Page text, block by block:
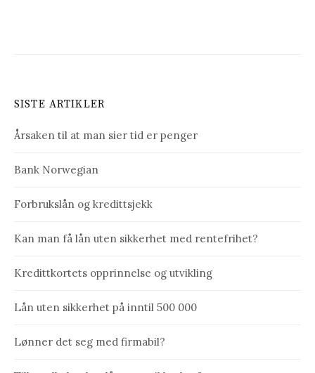
SISTE ARTIKLER
Årsaken til at man sier tid er penger
Bank Norwegian
Forbrukslån og kredittsjekk
Kan man få lån uten sikkerhet med rentefrihet?
Kredittkortets opprinnelse og utvikling
Lån uten sikkerhet på inntil 500 000
Lønner det seg med firmabil?